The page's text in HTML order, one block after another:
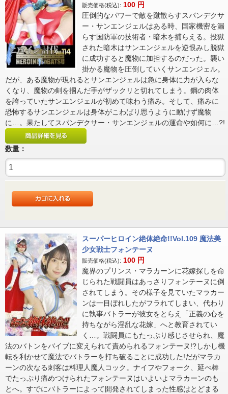
販売価格(税込): 100 円
圧倒的なパワーで敵を蹴散らすスパンデクサ
ー・サンエンジェルはある時、国家機密を漏
らす国防軍の技術者・暗木を捕らえる。投獄
された暗木はサンエンジェルを逆恨みし脱獄
に成功すると魔物に加担するのだった。襲い
掛かる魔物を圧倒していくサンエンジェル。
だが、ある魔物が現れるとサンエンジェルは急に身体に力が入らな
くなり、魔物の剣を掴んだ手がザックリと切れてしまう。鋼の肉体
を誇っていたサンエンジェルが初めて味わう痛み。そして、痛みに
恐怖するサンエンジェルは身体がこわばり思うように動けず魔物
に…。果たしてスパンデクサー・サンエンジェルの運命や如何に…?!
数量：
スーパーヒロイン絶体絶命!!Vol.109 魔法美
少女戦士フォンテーヌ
販売価格(税込): 100 円
魔界のプリンス・マラカーンに花嫁探しを命
じられた戦闘員はあっさりフォンテーヌに倒
されてしまう。その様子を見ていたマラカー
ンは一目ぼれしたがフラれてしまい、代わり
に執事バトラーが彼女をとらえ「正義の心を
持ちながら淫乱な花嫁」へと教育されてい
く…。戦闘員にもたっぷり感じさせられ、魔
法のバトンをバイブに変えられて責められるフォンテーヌ!?しかし機
転を利かせて魔法でバトラーを打ち破ることに成功した!だがマラカ
ーンの次なる刺客は料理人魔人コック。ナイフやフォーク、延べ棒
でたっぷり痛めつけられたフォンテーヌはいよいよマラカーンのも
とへ。すでにバトラーによって開発されてしまった性感はとどまる